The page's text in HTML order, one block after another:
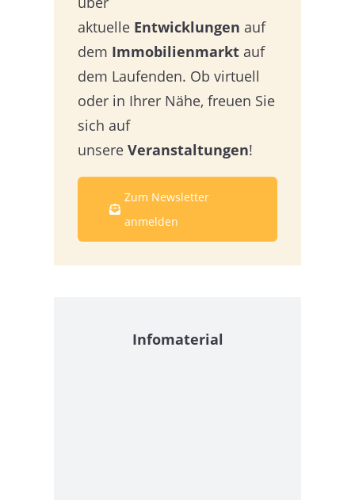
aktuelle Entwicklungen auf
dem Immobilienmarkt auf
dem Laufenden. Ob virtuell
oder in Ihrer Nähe, freuen Sie
sich auf
unsere Veranstaltungen!
Zum Newsletter
anmelden
Infomaterial